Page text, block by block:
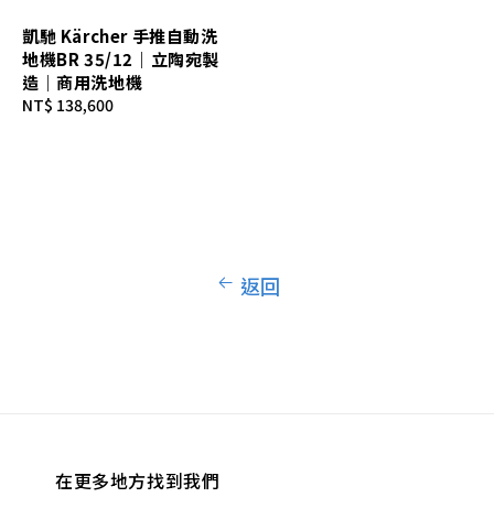
凱馳 Kärcher 手推自動洗
地機BR 35/12｜立陶宛製
造｜商用洗地機
Regular
NT$ 138,600
返回
在更多地方找到我們